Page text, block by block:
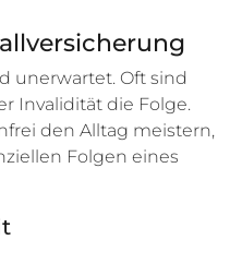
unerwartet. Oft sind
Invalidität die Folge.
den Alltag meistern,
Folgen eines